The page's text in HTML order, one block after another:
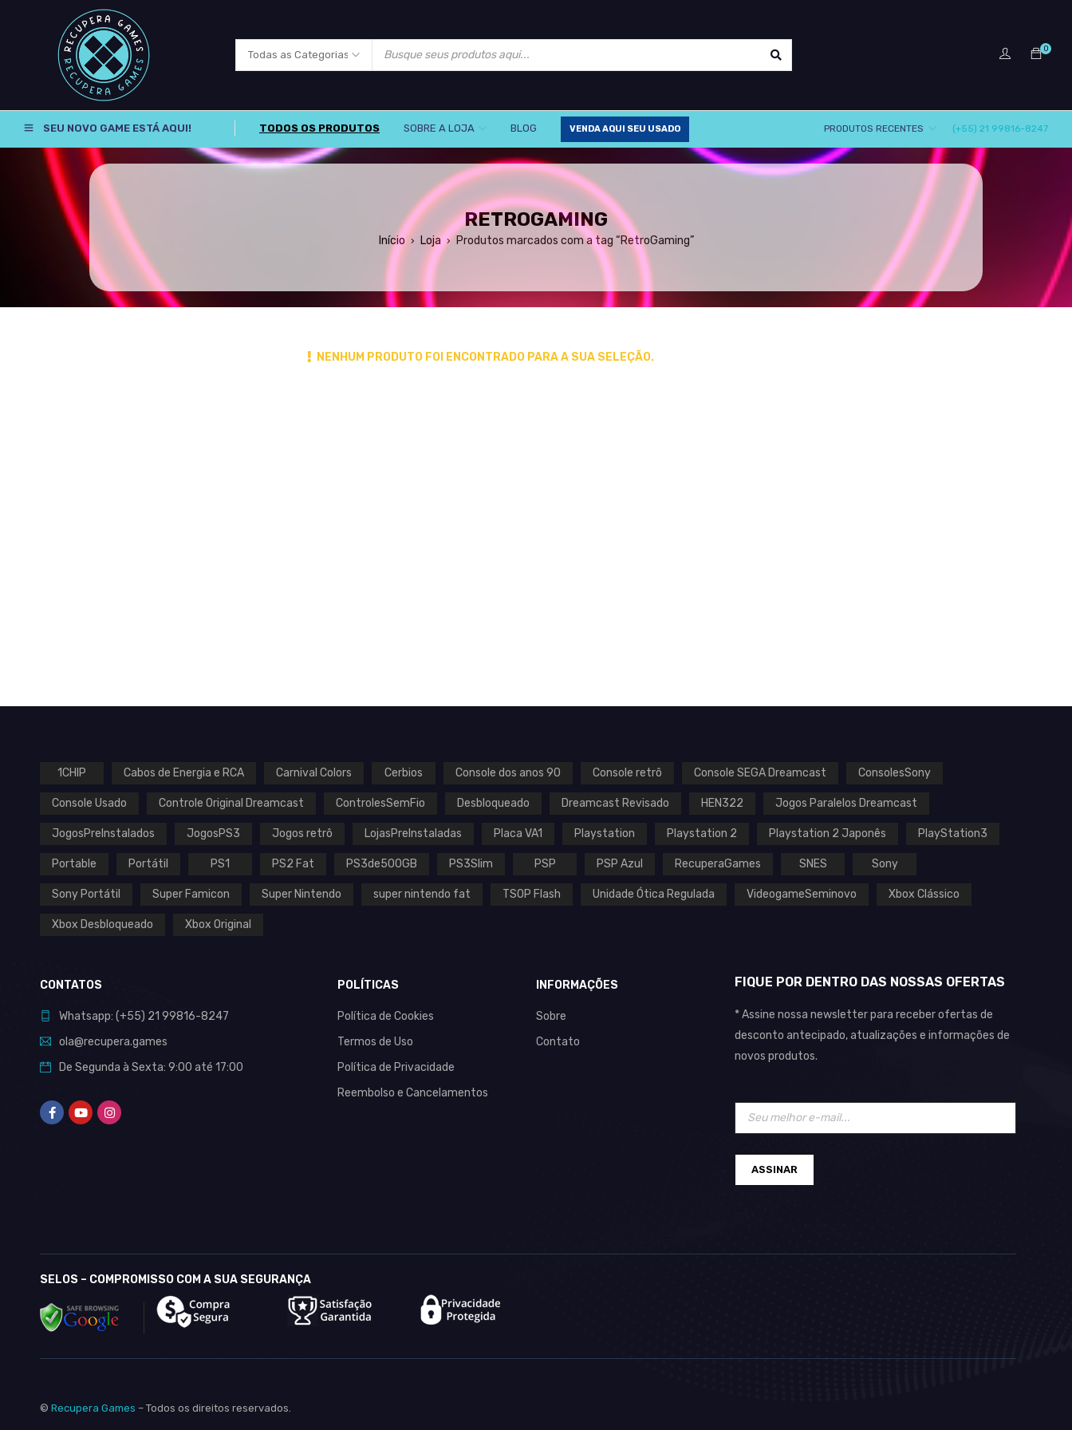
0
SEU NOVO GAME ESTÁ AQUI! TODOS OS PRODUTOS SOBRE A LOJA BLOG VENDA AQUI SEU USADO (+55) 21 99816-8247
PRODUTOS RECENTES
RETROGAMING
Início › Loja › Produtos marcados com a tag “RetroGaming”
NENHUM PRODUTO FOI ENCONTRADO PARA A SUA SELEÇÃO.
1CHIP Cabos de Energia e RCA Carnival Colors Cerbios Console dos anos 90 Console retrô Console SEGA Dreamcast ConsolesSony
Console Usado Controle Original Dreamcast ControlesSemFio Desbloqueado Dreamcast Revisado HEN322 Jogos Paralelos Dreamcast
JogosPreInstalados JogosPS3 Jogos retrô LojasPreInstaladas Placa VA1 Playstation Playstation 2 Playstation 2 Japonês PlayStation3
Portable Portátil PS1 PS2 Fat PS3de500GB PS3Slim PSP PSP Azul RecuperaGames SNES Sony
Sony Portátil Super Famicon Super Nintendo super nintendo fat TSOP Flash Unidade Ótica Regulada VideogameSeminovo Xbox Clássico
Xbox Desbloqueado Xbox Original
CONTATOS
Whatsapp: (+55) 21 99816-8247
ola@recupera.games
De Segunda à Sexta: 9:00 até 17:00
POLÍTICAS
Política de Cookies
Termos de Uso
Política de Privacidade
Reembolso e Cancelamentos
INFORMAÇÕES
Sobre
Contato
FIQUE POR DENTRO DAS NOSSAS OFERTAS
* Assine nossa newsletter para receber ofertas de
desconto antecipado, atualizações e informações de
novos produtos.
SELOS – COMPROMISSO COM A SUA SEGURANÇA
© Recupera Games – Todos os direitos reservados.